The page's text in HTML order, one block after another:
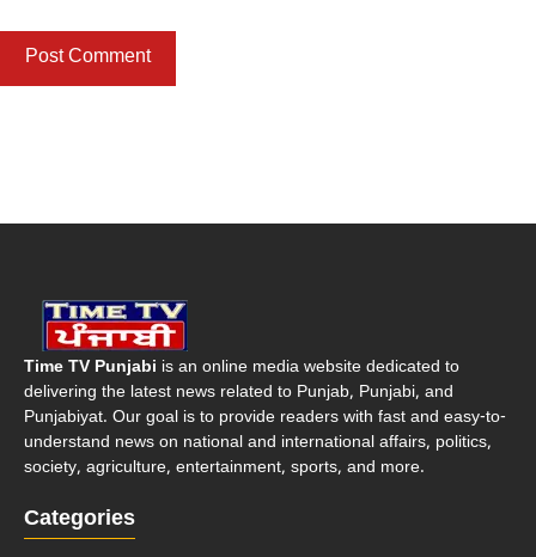
Time TV Punjabi is an online media website dedicated to
delivering the latest news related to Punjab, Punjabi, and
Punjabiyat. Our goal is to provide readers with fast and easy-to-
understand news on national and international affairs, politics,
society, agriculture, entertainment, sports, and more.
Categories